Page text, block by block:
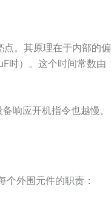
点。其原理在于内部的偏
时）。这个时间常数由
响应开机指令也越慢。
外围元件的职责：